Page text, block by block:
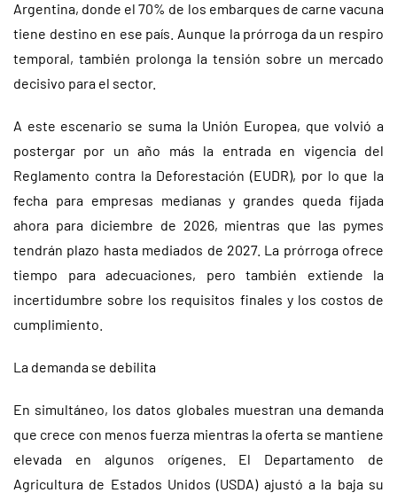
Argentina, donde el 70% de los embarques de carne vacuna
tiene destino en ese país. Aunque la prórroga da un respiro
temporal, también prolonga la tensión sobre un mercado
decisivo para el sector.
A este escenario se suma la Unión Europea, que volvió a
postergar por un año más la entrada en vigencia del
Reglamento contra la Deforestación (EUDR), por lo que la
fecha para empresas medianas y grandes queda fijada
ahora para diciembre de 2026, mientras que las pymes
tendrán plazo hasta mediados de 2027. La prórroga ofrece
tiempo para adecuaciones, pero también extiende la
incertidumbre sobre los requisitos finales y los costos de
cumplimiento.
La demanda se debilita
En simultáneo, los datos globales muestran una demanda
que crece con menos fuerza mientras la oferta se mantiene
elevada en algunos orígenes. El Departamento de
Agricultura de Estados Unidos (USDA) ajustó a la baja su